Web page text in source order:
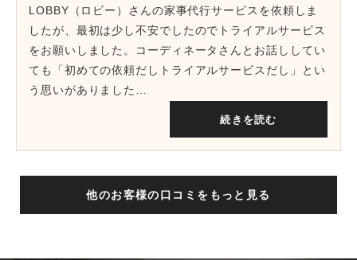
LOBBY（ロビー）さんの家事代行サービスを依頼しま
したが、最初は少し不安でしたのでトライアルサービス
をお願いしました。コーディネータさんとお話ししてい
ても「初めての依頼だしトライアルサービスだし」とい
う思いがありました…
続きを読む
他のお客様の口コミをもっと見る